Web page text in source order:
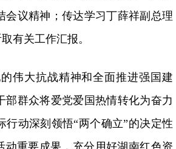
议精神；传达学习丁薛祥副总理
有关工作汇报。
伟大抗战精神和全面推进强国建
群众将爱党爱国热情转化为奋力
动深刻领悟“两个确立”的决定性